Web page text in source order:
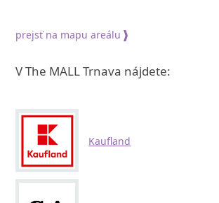
prejsť na mapu areálu
V The MALL Trnava nájdete:
Kaufland